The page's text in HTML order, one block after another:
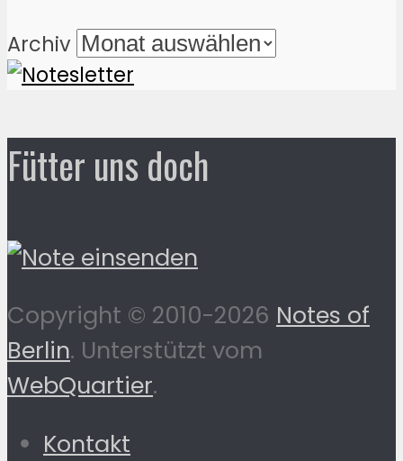
Archiv
Fütter uns doch
Copyright © 2010-2026 Notes of
Berlin. Unterstützt vom
WebQuartier.
Kontakt